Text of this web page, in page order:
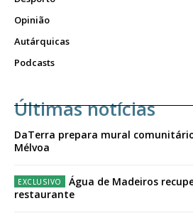
Opinião
Autárquicas
Podcasts
Últimas notícias
DaTerra prepara mural
Mélvoa
Água de Madeiros
restaurante